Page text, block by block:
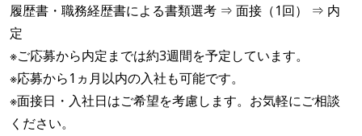
履歴書・職務経歴書による書類選考 ⇒ 面接（1回） ⇒ 内
定
※ご応募から内定までは約3週間を予定しています。
※応募から1ヵ月以内の入社も可能です。
※面接日・入社日はご希望を考慮します。お気軽にご相談
ください。